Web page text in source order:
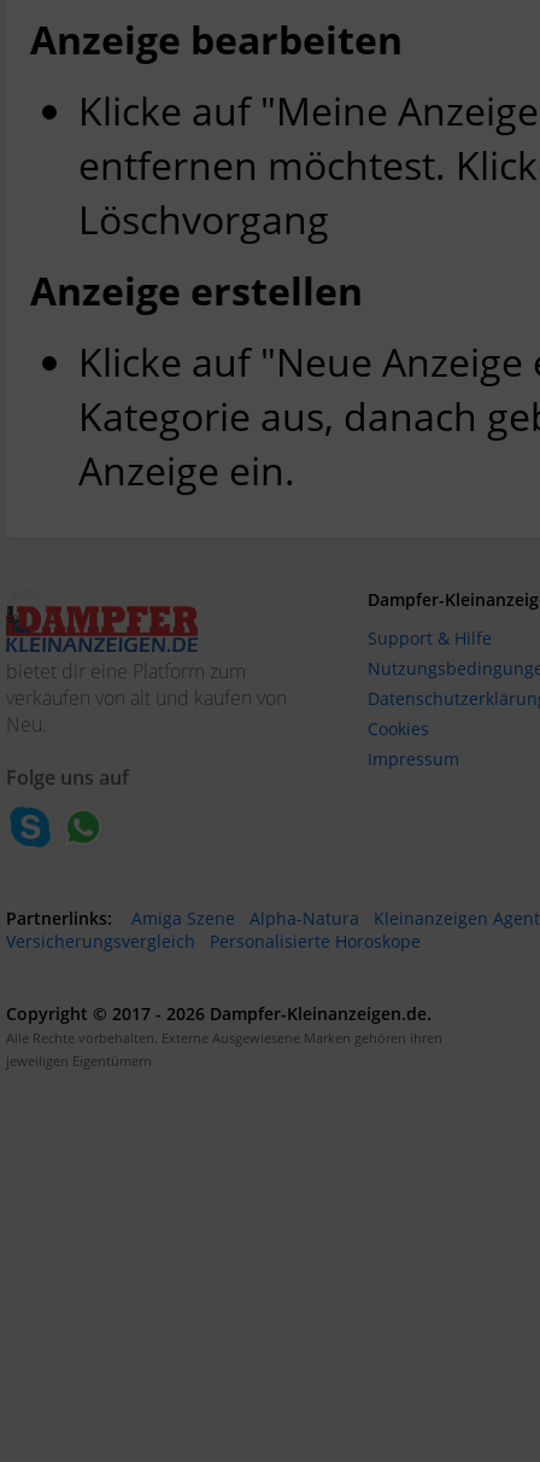
Anzeige bearbeiten
Klicke auf "Meine
entfernen möchtest.
Löschvorgang
Anzeige erstellen
Klicke auf "Neue
Kategorie aus, danach
Anzeige ein.
bietet dir eine Platform zum
verkaufen von alt und kaufen von
Neu.
Folge uns auf
Dampfer-
Support & Hilfe
Cookies
Impressum
Partnerlinks: Amiga Szene Alpha-Natura
Kleinanzeigen
Versicherungsvergleich
Personalisierte Horoskope
Copyright © 2017 - 2026 Dampfer-Kleinanzeigen.de.
Alle Rechte vorbehalten. Externe Ausgewiesene Marken gehören ihren
jeweiligen Eigentümern